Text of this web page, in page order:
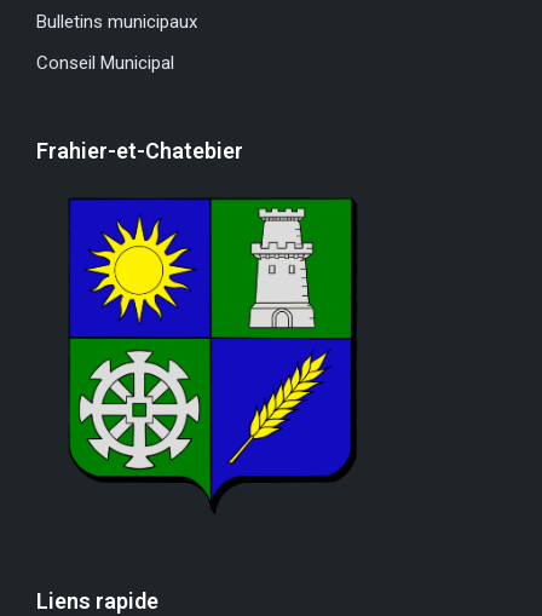
Bulletins municipaux
Conseil Municipal
Frahier-et-Chatebier
Liens rapide